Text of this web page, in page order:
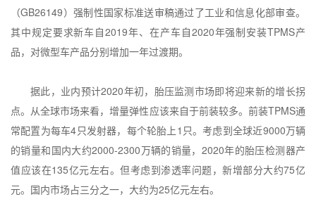
（GB26149）强制性国家标准送审稿通过了工业和信息化部审查。
其中规定要求新车自2019年、在产车自2020年强制安装TPMS产
品，对微型车产品分别增加一年过渡期。
据此，业内预计2020年初，胎压监测市场即将迎来新的增长拐
点。从全球市场来看，增量弹性应该来自于前装较多。前装TPMS通
常配置为每车4只发射器，每个轮胎上1只。考虑到全球近9000万辆
的销量和国内大约2000-2300万辆的销量，2020年的胎压检测器产
值应该在135亿元左右。但考虑到渗透率问题，新增部分大约75亿
元。国内市场占三分之一，大约为25亿元左右。